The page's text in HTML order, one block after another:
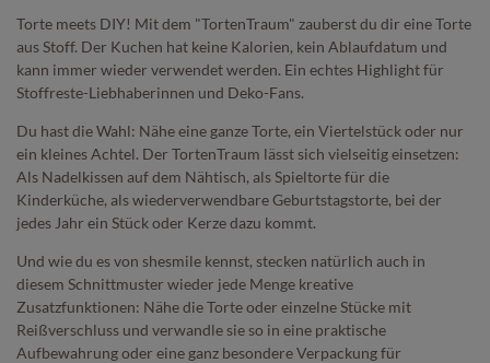
Torte meets DIY! Mit dem "TortenTraum" zauberst du dir eine Torte
aus Stoff. Der Kuchen hat keine Kalorien, kein Ablaufdatum und
kann immer wieder verwendet werden. Ein echtes Highlight für
Stoffreste-Liebhaberinnen und Deko-Fans.
Du hast die Wahl: Nähe eine ganze Torte, ein Viertelstück oder nur
ein kleines Achtel. Der TortenTraum lässt sich vielseitig einsetzen:
Als Nadelkissen auf dem Nähtisch, als Spieltorte für die
Kinderküche, als wiederverwendbare Geburtstagstorte, bei der
jedes Jahr ein Stück oder Kerze dazu kommt.
Und wie du es von shesmile kennst, stecken natürlich auch in
diesem Schnittmuster wieder jede Menge kreative
Zusatzfunktionen: Nähe die Torte oder einzelne Stücke mit
Reißverschluss und verwandle sie so in eine praktische
Aufbewahrung oder eine ganz besondere Verpackung für